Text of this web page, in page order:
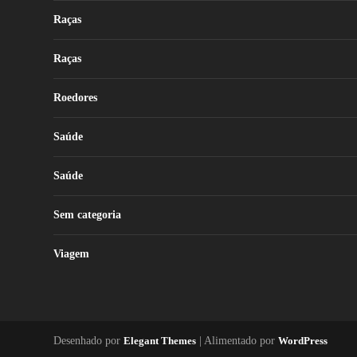
Raças
Raças
Roedores
Saúde
Saúde
Sem categoria
Viagem
Desenhado porElegant Themes | Alimentado porWordPress